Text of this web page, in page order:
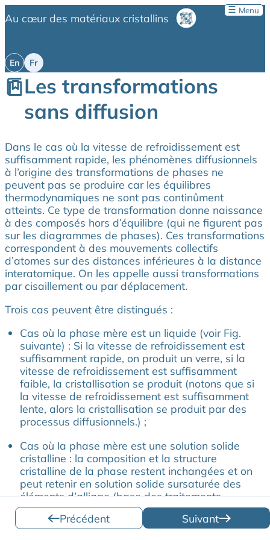
Au cœur des matériaux cristallins
Menu
Les transformations
sans diffusion
Dans le cas où la vitesse de refroidissement est
suffisamment rapide, les phénomènes diffusionnels
à l’origine des transformations de phases ne
peuvent pas se produire car les équilibres
thermodynamiques ne sont pas continûment
atteints. Ce type de transformation donne naissance
à des composés hors d’équilibre (qui ne figurent pas
sur les diagrammes de phases). Ces transformations
correspondent à des mouvements collectifs
d’atomes sur des distances inférieures à la distance
interatomique. On les appelle aussi transformations
par cisaillement ou par déplacement.
Trois cas peuvent être distingués :
Cas où la phase mère est un liquide (voir Fig.
suivante) : Si la vitesse de refroidissement est
suffisamment rapide, on produit un verre, si la
vitesse de refroidissement est suffisamment
faible, la cristallisation se produit (notons que si
la vitesse de refroidissement est suffisamment
lente, alors la cristallisation se produit par des
processus diffusionnels.) ;
Cas où la phase mère est une solution solide
cristalline : la composition et la structure
cristalline de la phase restent inchangées et on
peut retenir en solution solide sursaturée des
éléments d’alliage (base des traitements
thermiques de durcissement structural, voir
Chapitre VI) ;Précédent Suivant